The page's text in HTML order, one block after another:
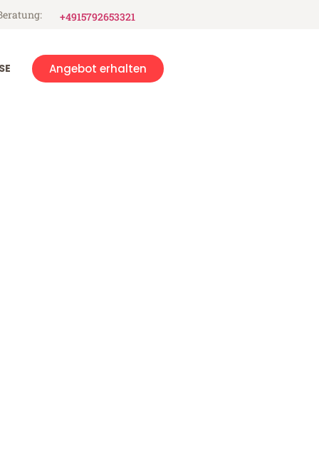
+4915792653321
Angebot erhalten